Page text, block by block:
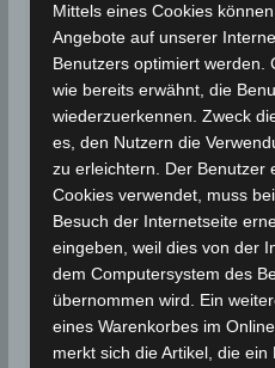
STATISTIK 2020
Tunesien: Fr.,
30.05.2020, 7
30. Mai 2020 Wettermann
, Kairouan Kasserine
In den vergangenen 24
den 29. Mai 2020, 7 Uhr
2020, 7
Mittels eines Cookies
Angebote auf unserer
Benutzers optimiert werden.
wie bereits erwähnt, die
wiederzuerkennen. Zweck
es, den Nutzern die
zu erleichtern. Der Benutzer
Cookies verwendet, muss
Besuch der Internetseite
eingeben, weil dies von der
dem Computersystem des
übernommen wird. Ein
eines Warenkorbes im
merkt sich die Artikel, die